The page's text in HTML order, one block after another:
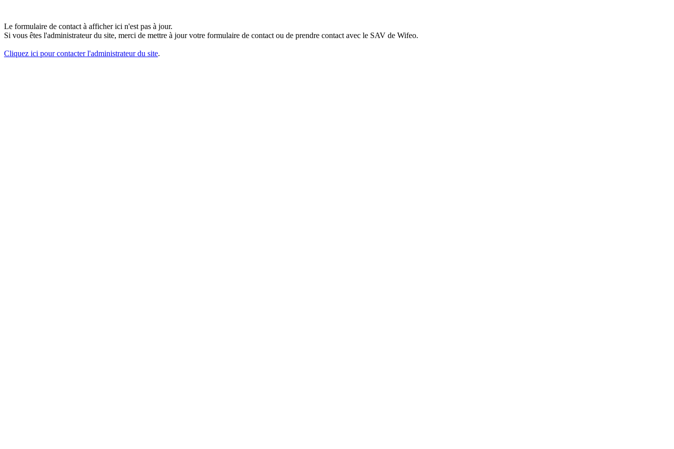
Le formulaire de contact à afficher ici n'est pas à jour.
Si vous êtes l'administrateur du site, merci de mettre à jour votre formulaire de contact ou de prendre contact avec le SAV de Wifeo.
Cliquez ici pour contacter l'administrateur du site.